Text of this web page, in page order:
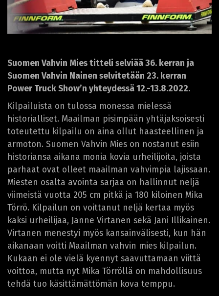
Suomen Vahvin Mies titteli selviää 36. kerran ja
Suomen Vahvin Nainen selvitetään 23. kerran
Power Truck Show’n yhteydessä 12.-13.8.2022.
Kilpailuista on tulossa monessa mielessä
historialliset. Maailman pisimpään yhtäjaksoisesti
toteutettu kilpailu on aina ollut haasteellinen ja
armoton. Suomen Vahvin Mies on nostanut esiin
historiansa aikana monia kovia urheilijoita, joista
parhaat ovat olleet maailman vahvimpia lajissaan.
Miesten osalta avointa sarjaa on hallinnut neljä
viimeistä vuotta 205 cm pitkä ja 180 kiloinen Mika
Törrö. Kilpailun on voittanut neljä kertaa myös
kaksi urheilijaa, Janne Virtanen sekä Jani Illikainen.
Virtanen menestyi myös kansainvälisesti, kun hän
aikanaan voitti Maailman vahvin mies kilpailun.
Kukaan ei ole vielä kyennyt saavuttamaan viittä
voittoa, mutta nyt Mika Törröllä on mahdollisuus
tehdä tuo käsittämättömän kova temppu.